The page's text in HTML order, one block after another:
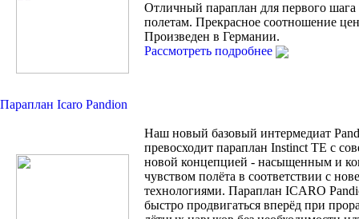
Отличный параплан для первого
полетам. Прекрасное соотношение
Произведен в Германии.
Рассмотреть подробнее
Параплан Icaro Pandion
Наш новый базовый интермедиат
превосходит параплан Instinct TE с
новой концепцией - насыщенным и
чувством полёта в соответствии с
технологиями. Параплан ICARO
быстро продвигаться вперёд при